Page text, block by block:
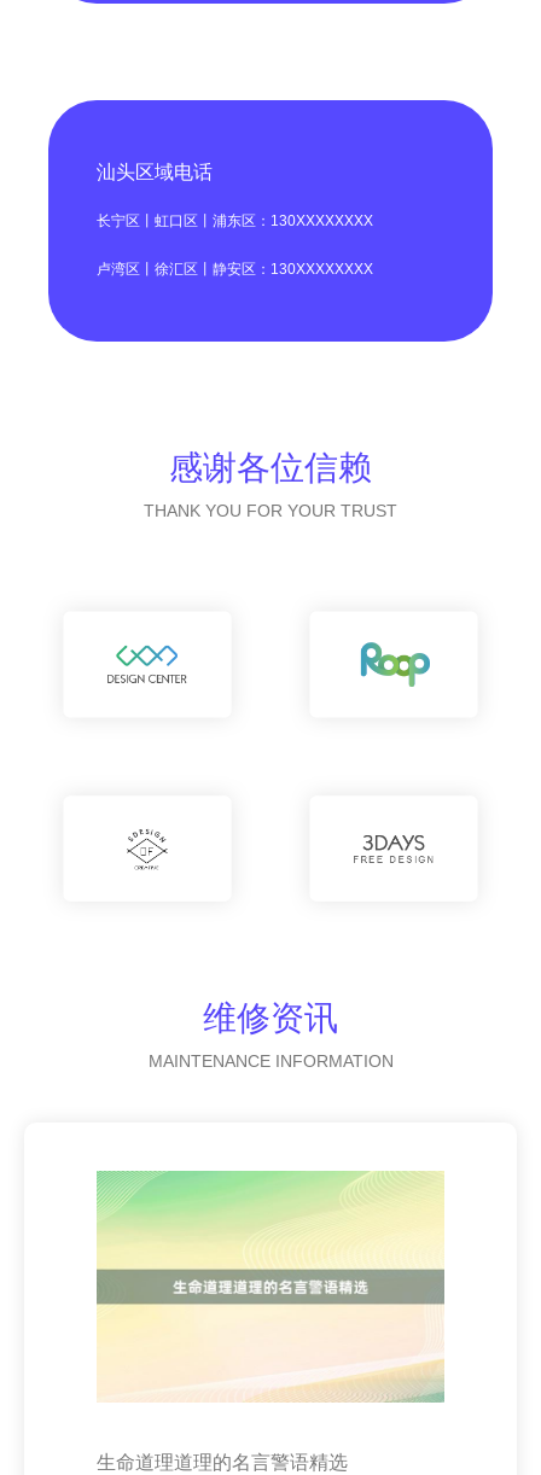
汕头区域电话
长宁区丨虹口区丨浦东区：130XXXXXXXX
卢湾区丨徐汇区丨静安区：130XXXXXXXX
感谢各位信赖
THANK YOU FOR YOUR TRUST
维修资讯
MAINTENANCE INFORMATION
生命道理道理的名言警语精选